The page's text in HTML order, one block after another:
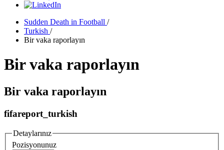
Sudden Death in Football /
Turkish /
Bir vaka raporlayın
Bir vaka raporlayın
Bir vaka raporlayın
fifareport_turkish
Detaylarınız
Pozisyonunuz